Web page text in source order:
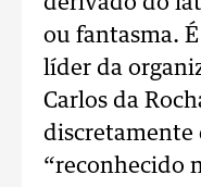
ou fantasma.
líder da
Carlos da
discretamente
“reconhecido